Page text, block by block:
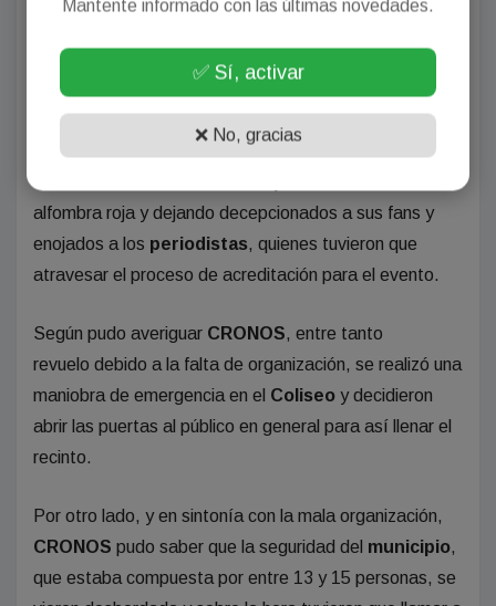
impacientaban y la avant-premiere se retrasó, según
pudo saber
, lo que sucedió en medio de la
euforia de los fans, es que se tomó la decisión de que
Johnny
por una puerta lateral
alfombra roja y dejando decepcionados a sus fans y
enojados a los periodistas, quienes tuvieron que
atravesar el proceso de acreditación para el evento.
Según pudo averiguar CRONOS, entre tanto
revuelo debido a la falta de organización, se realizó una
maniobra de emergencia en el Coliseo y decidieron
abrir las puertas al público en general para así llenar el
recinto.
Por otro lado, y en sintonía con la mala organización,
CRONOS pudo saber que la seguridad del municipio,
que estaba compuesta por entre 13 y 15 personas, se
Mantente informado con las últimas novedades.
✅ Sí, activar
❌ No, gracias